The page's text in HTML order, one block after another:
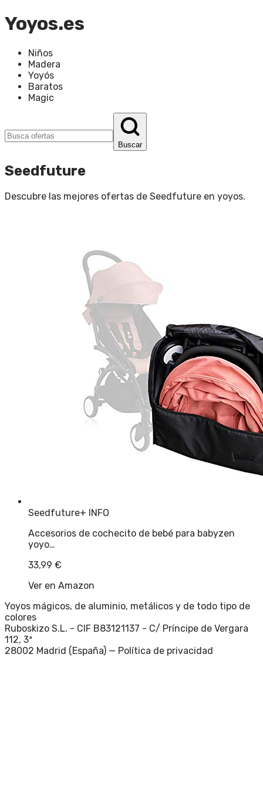
Yoyos.es
Niños
Madera
Yoyós
Baratos
Magic
Buscar
Seedfuture
Descubre las mejores ofertas de Seedfuture en yoyos.
Seedfuture+ INFO
Accesorios de cochecito de bebé para babyzen
yoyo…
33,99 €
Ver en Amazon
Yoyos mágicos, de aluminio, metálicos y de todo tipo de
colores
Ruboskizo S.L. - CIF B83121137 - C/ Príncipe de Vergara
112, 3ª
28002 Madrid (España) — Política de privacidad